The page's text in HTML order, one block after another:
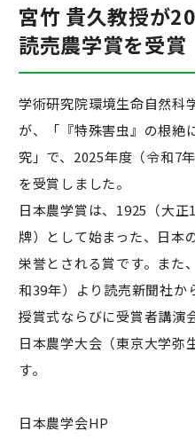
宮竹 貴久教授が
読売農学賞を受賞
学術研究院環境生命自然科
が、「『特殊害虫』の根絶
究」で、2025年度（令和7
を受賞しました。
日本農学賞は、1925（大
牌）として始まった、日本
栄誉とされる賞です。また
和39年）より読売新聞社か
授賞式ならびに受賞者講演
日本農学大会（東京大学弥
す。
日本農学会HP